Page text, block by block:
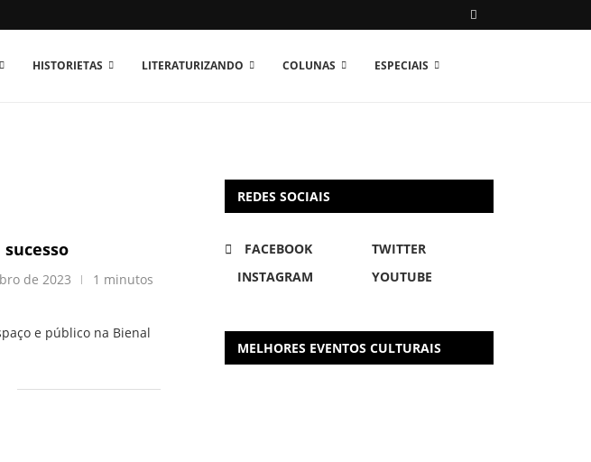
HISTORIETAS LITERATURIZANDO COLUNAS ESPECIAIS
de 2023
1 minutos
e público na Bienal
REDES SOCIAIS
FACEBOOK
TWITTER
INSTAGRAM
YOUTUBE
MELHORES EVENTOS CULTURAIS